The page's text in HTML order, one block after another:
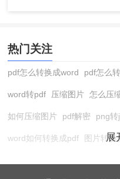
热门关注
pdf怎么转换成word pdf怎么
word转pdf 压缩图片 怎么压
如何压缩图片 pdf解密 png转
word如何转换成pdf 图片转换
展